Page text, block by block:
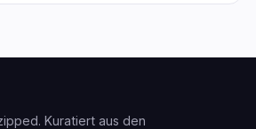
Kuratiert aus den